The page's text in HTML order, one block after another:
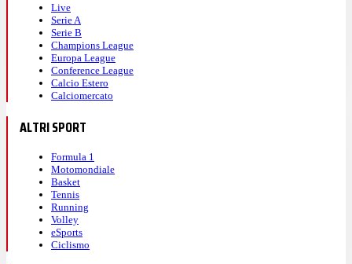
Live
Serie A
Serie B
Champions League
Europa League
Conference League
Calcio Estero
Calciomercato
ALTRI SPORT
Formula 1
Motomondiale
Basket
Tennis
Running
Volley
eSports
Ciclismo